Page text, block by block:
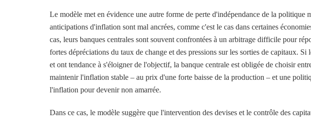
Le modèle met en évidence une autre forme de perte d'indépendance de la politique
anticipations d'inflation sont mal ancrées, comme c'est le cas dans certaines
cas, leurs banques centrales sont souvent confrontées à un arbitrage difficile pour
fortes dépréciations du taux de change et des pressions sur les sorties de capitaux.
et ont tendance à s'éloigner de l'objectif, la banque centrale est obligée de choisir
maintenir l'inflation stable – au prix d'une forte baisse de la production – et une
l'inflation pour devenir non amarrée.
Dans ce cas, le modèle suggère que l'intervention des devises et le contrôle des